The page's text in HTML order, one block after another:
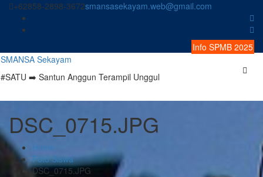
Skip
content
+62858-2898-3672smansasekayam.web@gmail.com
Info SPMB 2025
SMANSA Sekayam
#SATU ➡️ Santun Anggun Terampil Unggul
DSC_0715.JPG
Home
Foto Siswa
DSC_0715.JPG